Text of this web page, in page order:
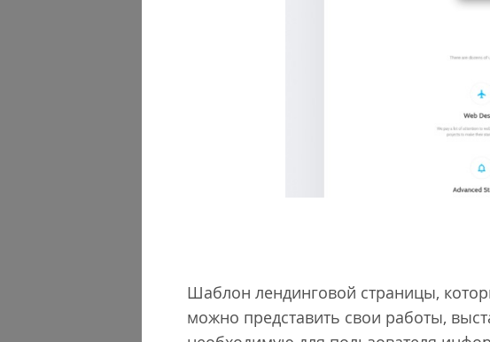
Шаблон лендинговой страницы,
можно представить свои работы,